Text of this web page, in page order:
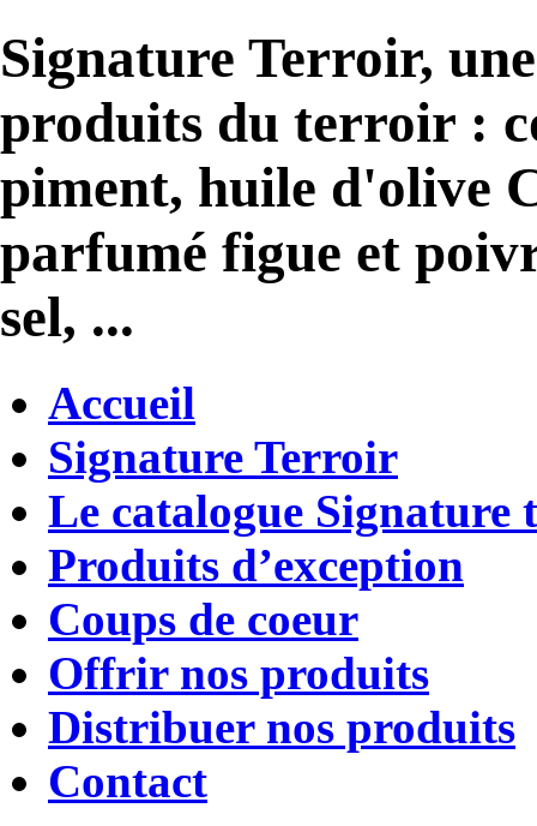
Signature Terroir,
produits du terroir :
piment, huile d'olive
parfumé figue et
sel, ...
Accueil
Signature Terroir
Le catalogue Signature
Produits d’exception
Coups de coeur
Offrir nos produits
Distribuer nos produits
Contact